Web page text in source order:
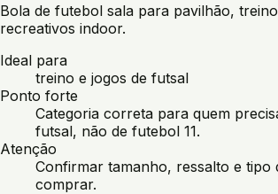
Bola de futebol sala para pavilhão,
recreativos indoor.
Ideal para
treino e jogos de futsal
Ponto forte
Categoria correta para quem
futsal, não de futebol 11.
Atenção
Confirmar tamanho, ressalto e tipo
comprar.